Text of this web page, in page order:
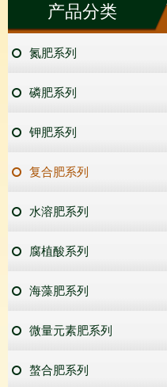
产品分类
氮肥系列
磷肥系列
钾肥系列
复合肥系列
水溶肥系列
腐植酸系列
海藻肥系列
微量元素肥系列
螯合肥系列